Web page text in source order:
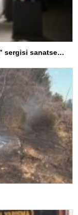
Kuşadası’nda “Dünya Hâlâ Çiçek Açıyor” sergisi sanatseverlerle buluşuyor